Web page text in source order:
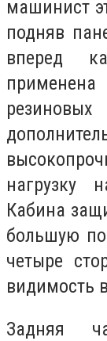
машинист
подняв
вперед
применена
нагрузку
Кабина
большую
четыре
видимость
Задняя